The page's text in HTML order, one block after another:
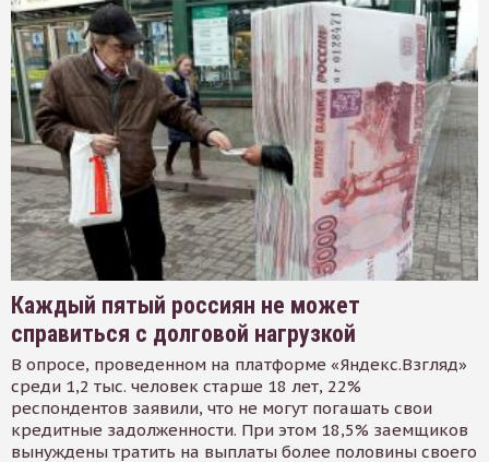
Каждый пятый россиян не может
справиться с долговой нагрузкой
В опросе, проведенном на платформе «Яндекс.Взгляд»
среди 1,2 тыс. человек старше 18 лет, 22%
респондентов заявили, что не могут погашать свои
кредитные задолженности. При этом 18,5% заемщиков
вынуждены тратить на выплаты более половины своего